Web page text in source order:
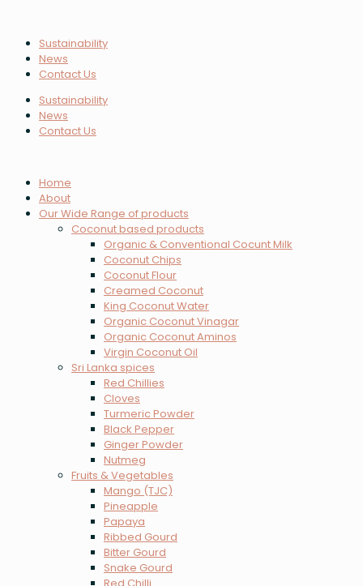
Sustainability
News
Contact Us
Sustainability
News
Contact Us
Home
About
Our Wide Range of products
Coconut based products
Organic & Conventional Cocunt Milk
Coconut Chips
Coconut Flour
Creamed Coconut
King Coconut Water
Organic Coconut Vinagar
Organic Coconut Aminos
Virgin Coconut Oil
Sri Lanka spices
Red Chillies
Cloves
Turmeric Powder
Black Pepper
Ginger Powder
Nutmeg
Fruits & Vegetables
Mango (TJC)
Pineapple
Papaya
Ribbed Gourd
Bitter Gourd
Snake Gourd